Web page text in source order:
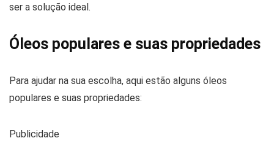
ser a solução ideal.
Óleos populares e suas propriedades
Para ajudar na sua escolha, aqui estão alguns óleos
populares e suas propriedades:
Publicidade